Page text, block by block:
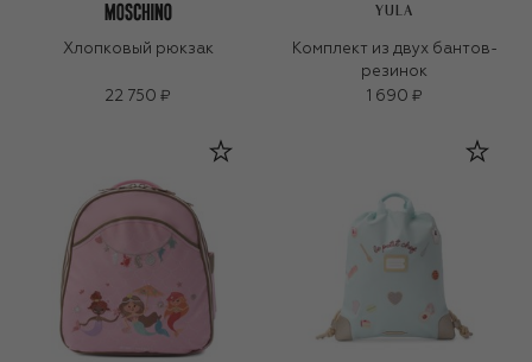
Хлопковый рюкзак
22 750 ₽
YULA
Комплект из двух бантов-
резинок
1 690 ₽